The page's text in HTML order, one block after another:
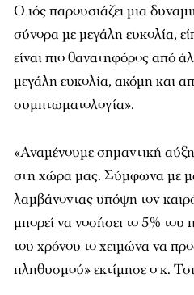
Ο ιός παρουσιάζει μια
σύνορα με μεγάλη ευκολία,
είναι πιο θανατηφόρος από
μεγάλη ευκολία, ακόμη και
συμπτωματολογία».
«Αναμένουμε σημαντική
στη χώρα μας. Σύμφωνα με
λαμβάνοντας υπόψη τον
μπορεί να νοσήσει το 5%
του χρόνου το χειμώνα να
πληθυσμού» εκτίμησε ο κ.